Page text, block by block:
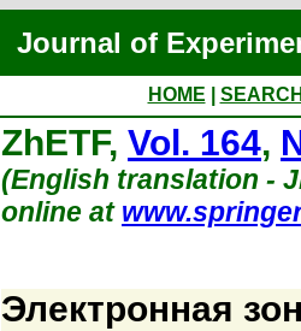
Journal of
HOME
ZhETF, Vol. 164,
(English translation -
online at
Электронная